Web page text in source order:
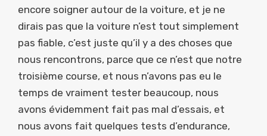
encore soigner autour de la voiture, et je ne
dirais pas que la voiture n’est tout simplement
pas fiable, c’est juste qu’il y a des choses que
nous rencontrons, parce que ce n’est que notre
troisième course, et nous n’avons pas eu le
temps de vraiment tester beaucoup, nous
avons évidemment fait pas mal d’essais, et
nous avons fait quelques tests d’endurance,